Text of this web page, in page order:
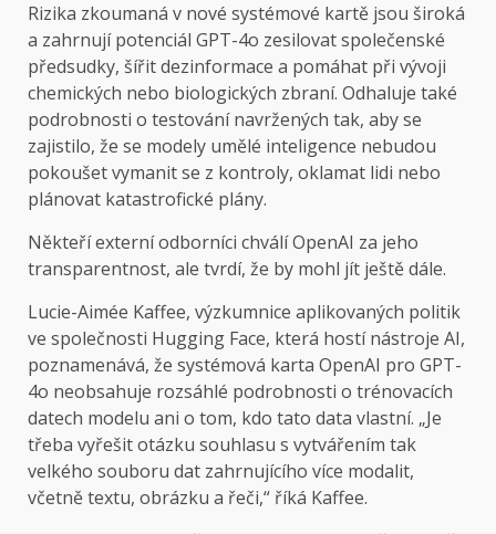
Rizika zkoumaná v nové systémové kartě jsou široká
a zahrnují potenciál GPT-4o zesilovat společenské
předsudky, šířit dezinformace a pomáhat při vývoji
chemických nebo biologických zbraní. Odhaluje také
podrobnosti o testování navržených tak, aby se
zajistilo, že se modely umělé inteligence nebudou
pokoušet vymanit se z kontroly, oklamat lidi nebo
plánovat katastrofické plány.
Někteří externí odborníci chválí OpenAI za jeho
transparentnost, ale tvrdí, že by mohl jít ještě dále.
Lucie-Aimée Kaffee, výzkumnice aplikovaných politik
ve společnosti Hugging Face, která hostí nástroje AI,
poznamenává, že systémová karta OpenAI pro GPT-
4o neobsahuje rozsáhlé podrobnosti o trénovacích
datech modelu ani o tom, kdo tato data vlastní. „Je
třeba vyřešit otázku souhlasu s vytvářením tak
velkého souboru dat zahrnujícího více modalit,
včetně textu, obrázku a řeči,“ říká Kaffee.